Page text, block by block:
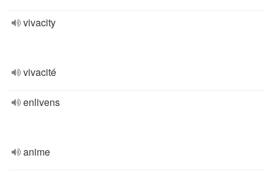
vivacity
vivacité
enlivens
anime